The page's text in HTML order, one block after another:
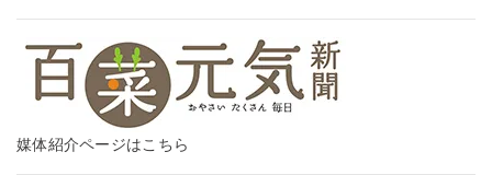
媒体紹介ページはこちら